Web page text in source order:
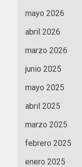
mayo 2026
abril 2026
marzo 2026
junio 2025
mayo 2025
abril 2025
marzo 2025
febrero 2025
enero 2025